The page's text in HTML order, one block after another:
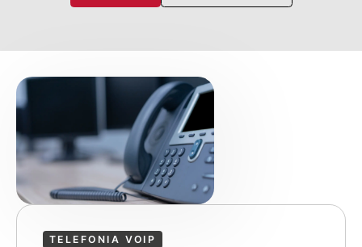
TELEFONIA VOIP